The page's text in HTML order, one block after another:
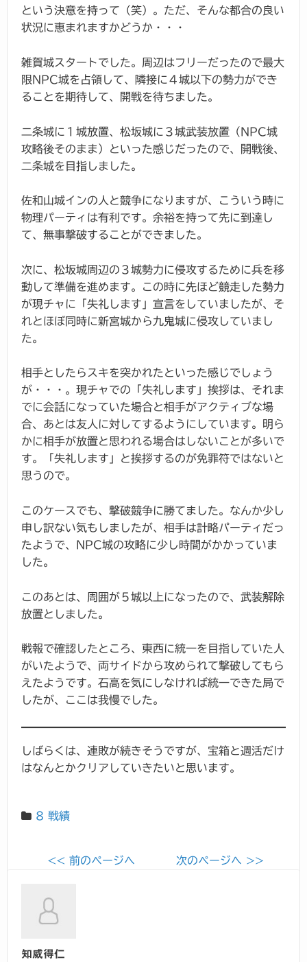
という決意を持って（笑）。ただ、そんな都合の良い
状況に恵まれますかどうか・・・
雑賀城スタートでした。周辺はフリーだったので最大
限NPC城を占領して、隣接に４城以下の勢力ができ
ることを期待して、開戦を待ちました。
二条城に１城放置、松坂城に３城武装放置（NPC城
攻略後そのまま）といった感じだったので、開戦後、
二条城を目指しました。
佐和山城インの人と競争になりますが、こういう時に
物理パーティは有利です。余裕を持って先に到達し
て、無事撃破することができました。
次に、松坂城周辺の３城勢力に侵攻するために兵を移
動して準備を進めます。この時に先ほど競走した勢力
が現チャに「失礼します」宣言をしていましたが、そ
れとほぼ同時に新宮城から九鬼城に侵攻していまし
た。
相手としたらスキを突かれたといった感じでしょう
が・・・。現チャでの「失礼します」挨拶は、それま
でに会話になっていた場合と相手がアクティブな場
合、あとは友人に対してするようにしています。明ら
かに相手が放置と思われる場合はしないことが多いで
す。「失礼します」と挨拶するのが免罪符ではないと
思うので。
このケースでも、撃破競争に勝てました。なんか少し
申し訳ない気もしましたが、相手は計略パーティだっ
たようで、NPC城の攻略に少し時間がかかっていま
した。
このあとは、周囲が５城以上になったので、武装解除
放置としました。
戦報で確認したところ、東西に統一を目指していた人
がいたようで、両サイドから攻められて撃破してもら
えたようです。石高を気にしなければ統一できた局で
したが、ここは我慢でした。
しばらくは、連敗が続きそうですが、宝箱と週活だけ
はなんとかクリアしていきたいと思います。
8 戦績
<< 前のページへ 次のページへ >>
知威得仁